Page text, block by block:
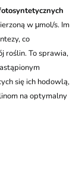
w μmol/s. Im
co
roślin. To sprawia,
się ich hodowlą,
na optymalny